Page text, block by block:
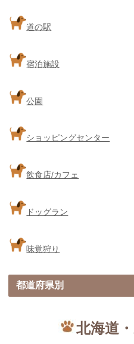
道の駅
宿泊施設
公園
ショッピングセンター
飲食店/カフェ
ドッグラン
味覚狩り
都道府県別
北海道